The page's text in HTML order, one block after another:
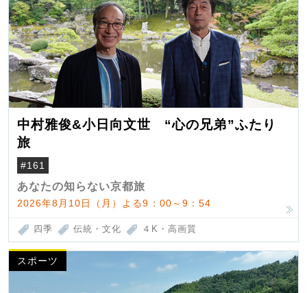
中村雅俊&小日向文世 “心の兄弟”ふたり
旅
#161
あなたの知らない京都旅
2026年8月10日（月）よる9：00～9：54
四季 伝統・文化 ４K・高画質
スポーツ